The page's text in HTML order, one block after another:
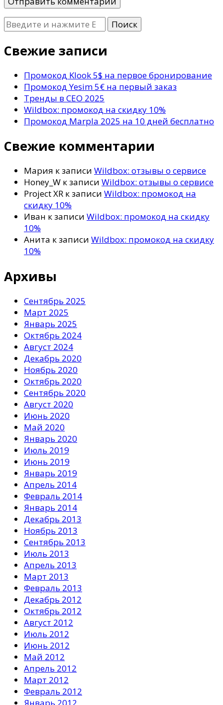
Ищите
что-
то?
Свежие записи
Промокод Klook 5$ на первое бронирование
Промокод Yesim 5€ на первый заказ
Тренды в СЕО 2025
Wildbox: промокод на скидку 10%
Промокод Marpla 2025 на 10 дней бесплатно
Свежие комментарии
Мария к записи Wildbox: отзывы о сервисе
Honey_W к записи Wildbox: отзывы о сервисе
Project XR к записи Wildbox: промокод на
скидку 10%
Иван к записи Wildbox: промокод на скидку
10%
Анита к записи Wildbox: промокод на скидку
10%
Архивы
Сентябрь 2025
Март 2025
Январь 2025
Октябрь 2024
Август 2024
Декабрь 2020
Ноябрь 2020
Октябрь 2020
Сентябрь 2020
Август 2020
Июнь 2020
Май 2020
Январь 2020
Июль 2019
Июнь 2019
Январь 2019
Апрель 2014
Февраль 2014
Январь 2014
Декабрь 2013
Ноябрь 2013
Сентябрь 2013
Июль 2013
Апрель 2013
Март 2013
Февраль 2013
Декабрь 2012
Октябрь 2012
Август 2012
Июль 2012
Июнь 2012
Май 2012
Апрель 2012
Март 2012
Февраль 2012
Январь 2012